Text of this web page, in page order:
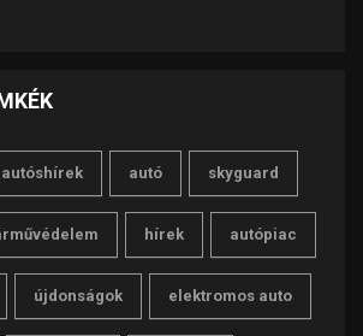
autóshírek autó skyguard
hírek autópiac
újdonságok elektromos auto